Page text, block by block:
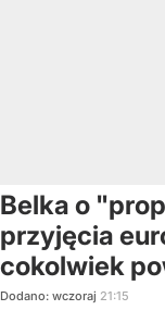
Belka o
przyjęcia
cokolwiek
Dodano: wczoraj 21:15